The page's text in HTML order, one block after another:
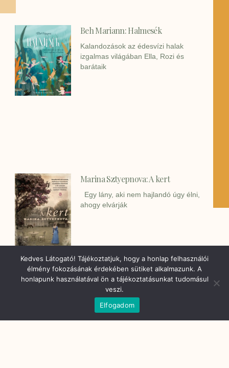
Beh Mariann: Halmesék
Kalandozások az édesvízi halak
izgalmas világában Ella, Rozi és
barátaik
Marina Sztyepnova: A kert
Egy lány, aki nem hajlandó úgy élni,
ahogy elvárják
Kedves Látogató! Tájékoztatjuk, hogy a honlap felhasználói
élmény fokozásának érdekében sütiket alkalmazunk. A
honlapunk használatával ön a tájékoztatásunkat tudomásul
veszi.
Elfogadom